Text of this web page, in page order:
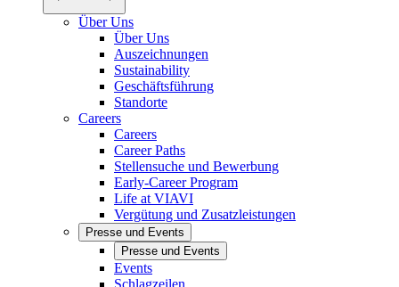
Über Uns
Über Uns
Auszeichnungen
Sustainability
Geschäftsführung
Standorte
Careers
Careers
Career Paths
Stellensuche und Bewerbung
Early-Career Program
Life at VIAVI
Vergütung und Zusatzleistungen
Presse und Events
Presse und Events
Events